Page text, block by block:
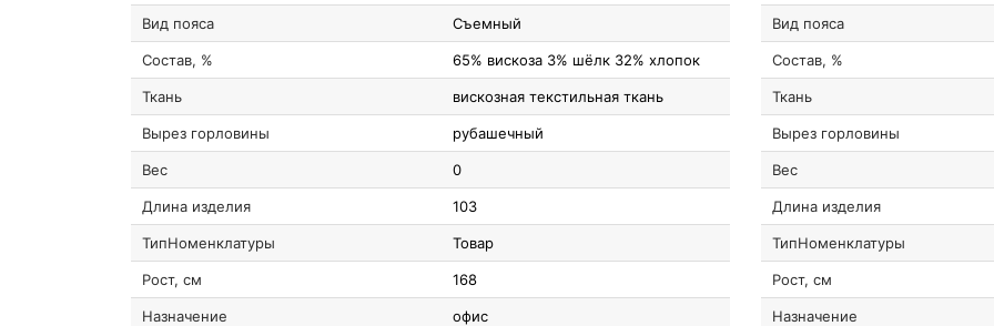
Вид пояса Съемный
Состав, % 65% вискоза 3% шёлк 32% хлопок
Ткань вискозная текстильная ткань
Вырез горловины рубашечный
Вес 0
Длина изделия 103
ТипНоменклатуры Товар
Рост, см 168
Назначение офис
Вид пояса
Состав, %
Ткань
Вырез горловины
Вес
Длина изделия
ТипНоменклатуры
Рост, см
Назначение